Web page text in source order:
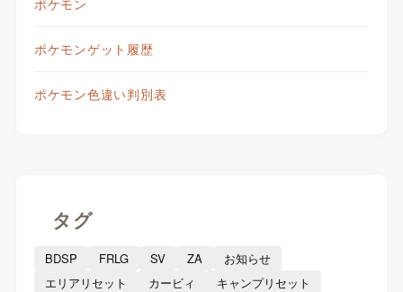
ポケモンゲット履歴
ポケモン色違い判別表
タグ
BDSP FRLG SV ZA
お知らせ
エリアリセット
カービィ
キャンプリセット